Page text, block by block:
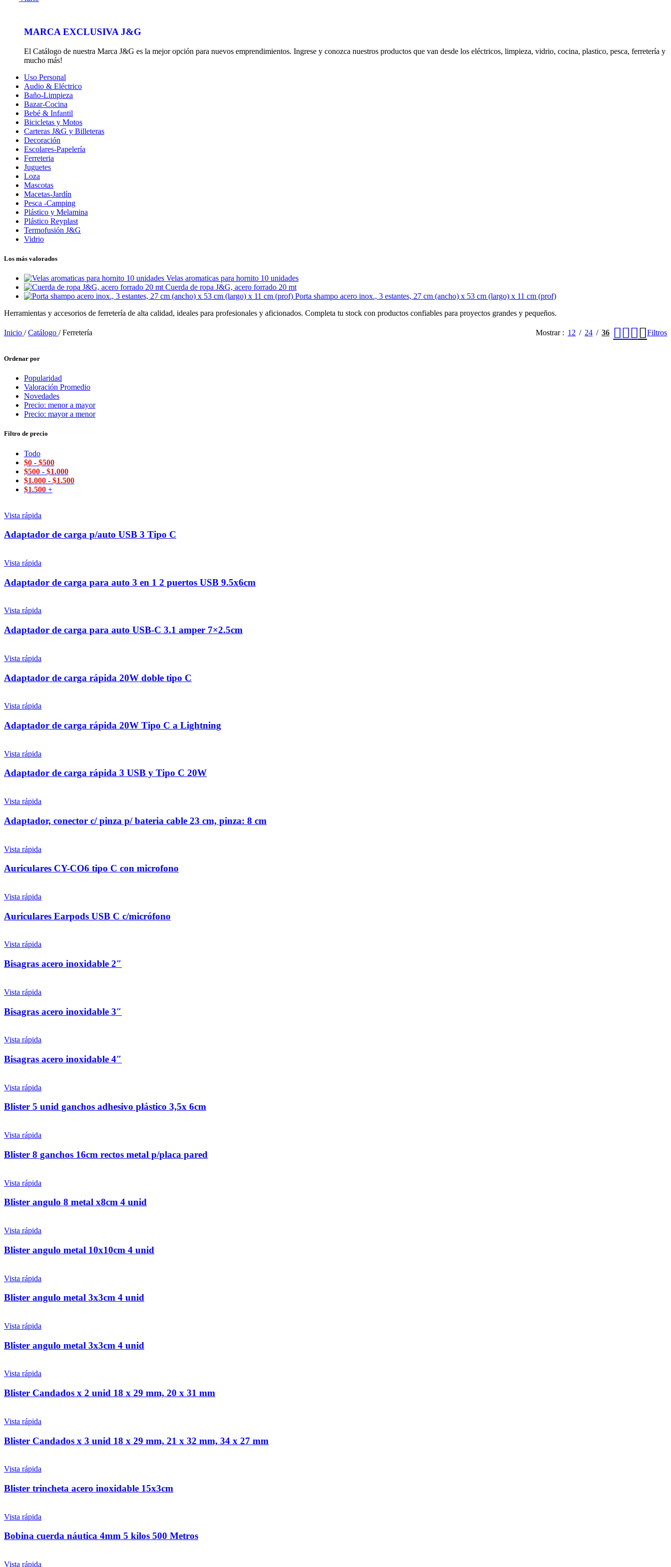
MARCA EXCLUSIVA J&G
El Catálogo de nuestra Marca J&G es la mejor opción para nuevos emprendimientos. Ingrese y conozca nuestros productos que van desde los eléctricos, limpieza, vidrio, cocina, plastico, pesca, ferretería y
mucho más!
Uso Personal
Audio & Eléctrico
Baño-Limpieza
Bazar-Cocina
Bebé & Infantil
Bicicletas y Motos
Carteras J&G y Billeteras
Decoración
Escolares-Papelería
Ferreteria
Juguetes
Loza
Mascotas
Macetas-Jardín
Pesca -Camping
Plástico y Melamina
Plástico Reyplast
Termofusión J&G
Vidrio
Los más valorados
Velas aromaticas para hornito 10 unidades
Cuerda de ropa J&G, acero forrado 20 mt
Porta shampo acero inox., 3 estantes, 27 cm (ancho) x 53 cm (largo) x 11 cm (prof)
Herramientas y accesorios de ferretería de alta calidad, ideales para profesionales y aficionados. Completa tu stock con productos confiables para proyectos grandes y pequeños.
Inicio / Catálogo / Ferretería Mostrar 12 24 36 Filtros
Ordenar por
Popularidad
Valoración Promedio
Novedades
Precio: menor a mayor
Precio: mayor a menor
Filtro de precio
Todo
$0 - $500
$500 - $1.000
$1.000 - $1.500
$1.500 +
Vista rápida
Adaptador de carga p/auto USB 3 Tipo C
Vista rápida
Adaptador de carga para auto 3 en 1 2 puertos USB 9.5x6cm
Vista rápida
Adaptador de carga para auto USB-C 3.1 amper 7×2.5cm
Vista rápida
Adaptador de carga rápida 20W doble tipo C
Vista rápida
Adaptador de carga rápida 20W Tipo C a Lightning
Vista rápida
Adaptador de carga rápida 3 USB y Tipo C 20W
Vista rápida
Adaptador, conector c/ pinza p/ bateria cable 23 cm, pinza: 8 cm
Vista rápida
Auriculares CY-CO6 tipo C con microfono
Vista rápida
Auriculares Earpods USB C c/micrófono
Vista rápida
Bisagras acero inoxidable 2″
Vista rápida
Bisagras acero inoxidable 3″
Vista rápida
Bisagras acero inoxidable 4″
Vista rápida
Blister 5 unid ganchos adhesivo plástico 3,5x 6cm
Vista rápida
Blister 8 ganchos 16cm rectos metal p/placa pared
Vista rápida
Blister angulo 8 metal x8cm 4 unid
Vista rápida
Blister angulo metal 10x10cm 4 unid
Vista rápida
Blister angulo metal 3x3cm 4 unid
Vista rápida
Blister angulo metal 3x3cm 4 unid
Vista rápida
Blister Candados x 2 unid 18 x 29 mm, 20 x 31 mm
Vista rápida
Blister Candados x 3 unid 18 x 29 mm, 21 x 32 mm, 34 x 27 mm
Vista rápida
Blister trincheta acero inoxidable 15x3cm
Vista rápida
Bobina cuerda náutica 4mm 5 kilos 500 Metros
Vista rápida